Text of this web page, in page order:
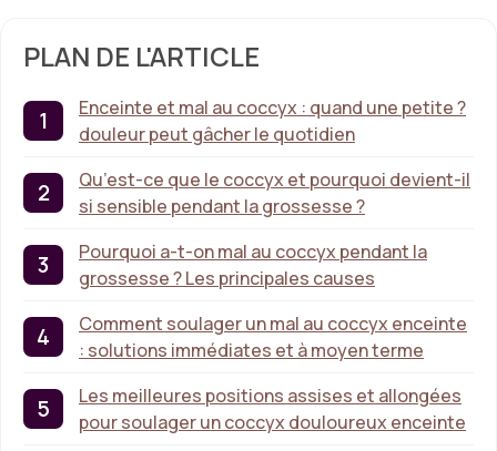
PLAN DE L'ARTICLE
Enceinte et mal au coccyx : quand une petite ?
douleur peut gâcher le quotidien
Qu’est-ce que le coccyx et pourquoi devient-il
si sensible pendant la grossesse ?
Pourquoi a-t-on mal au coccyx pendant la
grossesse ? Les principales causes
Comment soulager un mal au coccyx enceinte
: solutions immédiates et à moyen terme
Les meilleures positions assises et allongées
pour soulager un coccyx douloureux enceinte